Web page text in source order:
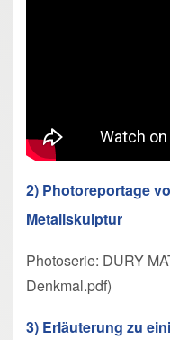
2) Photoreportage
Metallskulptur
Photoserie: DURY
Denkmal.pdf)
3) Erläuterung zu